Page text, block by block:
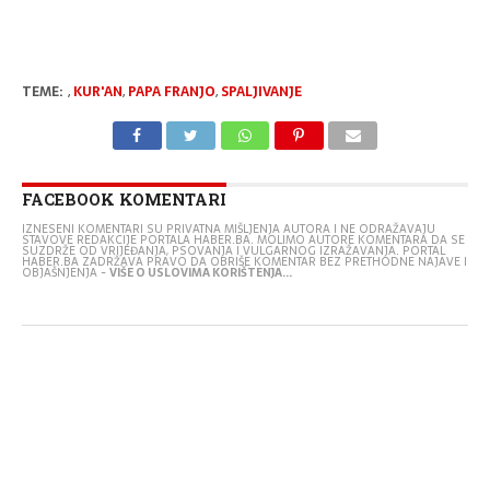
TEME: , KUR'AN, PAPA FRANJO, SPALJIVANJE
FACEBOOK KOMENTARI
IZNESENI KOMENTARI SU PRIVATNA MIŠLJENJA AUTORA I NE ODRAŽAVAJU
STAVOVE REDAKCIJE PORTALA HABER.BA. MOLIMO AUTORE KOMENTARA DA SE
SUZDRŽE OD VRIJEĐANJA, PSOVANJA I VULGARNOG IZRAŽAVANJA. PORTAL
HABER.BA ZADRŽAVA PRAVO DA OBRIŠE KOMENTAR BEZ PRETHODNE NAJAVE I
OBJAŠNJENJA -VIŠE O USLOVIMA KORIŠTENJA...